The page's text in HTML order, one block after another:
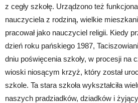
z cegły szkołę. Urządzono też
nauczyciela z rodziną, wielkie
pracował jako nauczyciel religii. Kiedy
dzień roku pańskiego 1987,
dniu poświęcenia szkoły, w procesji na
wioski niosącym krzyż, który został
szkole. Ta stara szkoła wykształciła
naszych pradziadków, dziadków i